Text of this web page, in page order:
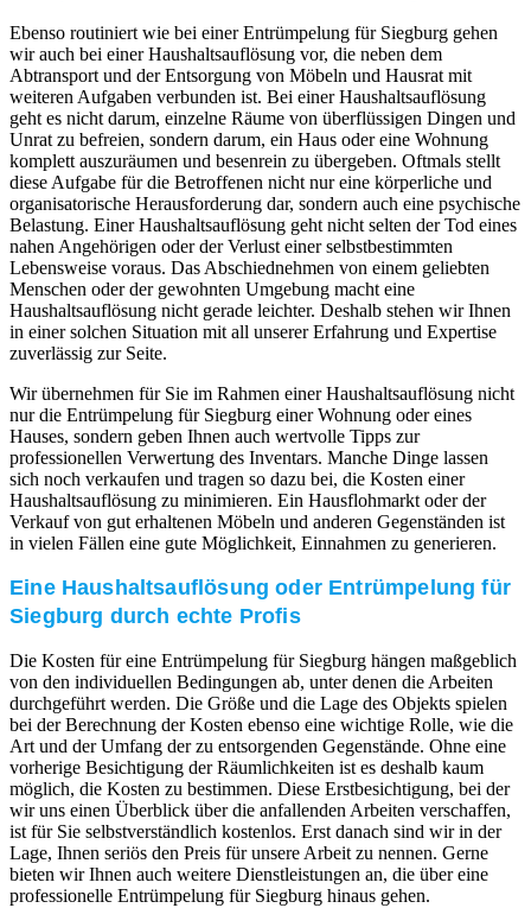
Ebenso routiniert wie bei einer Entrümpelung für Siegburg gehen
wir auch bei einer Haushaltsauflösung vor, die neben dem
Abtransport und der Entsorgung von Möbeln und Hausrat mit
weiteren Aufgaben verbunden ist. Bei einer Haushaltsauflösung
geht es nicht darum, einzelne Räume von überflüssigen Dingen und
Unrat zu befreien, sondern darum, ein Haus oder eine Wohnung
komplett auszuräumen und besenrein zu übergeben. Oftmals stellt
diese Aufgabe für die Betroffenen nicht nur eine körperliche und
organisatorische Herausforderung dar, sondern auch eine psychische
Belastung. Einer Haushaltsauflösung geht nicht selten der Tod eines
nahen Angehörigen oder der Verlust einer selbstbestimmten
Lebensweise voraus. Das Abschiednehmen von einem geliebten
Menschen oder der gewohnten Umgebung macht eine
Haushaltsauflösung nicht gerade leichter. Deshalb stehen wir Ihnen
in einer solchen Situation mit all unserer Erfahrung und Expertise
zuverlässig zur Seite.
Wir übernehmen für Sie im Rahmen einer Haushaltsauflösung nicht
nur die Entrümpelung für Siegburg einer Wohnung oder eines
Hauses, sondern geben Ihnen auch wertvolle Tipps zur
professionellen Verwertung des Inventars. Manche Dinge lassen
sich noch verkaufen und tragen so dazu bei, die Kosten einer
Haushaltsauflösung zu minimieren. Ein Hausflohmarkt oder der
Verkauf von gut erhaltenen Möbeln und anderen Gegenständen ist
in vielen Fällen eine gute Möglichkeit, Einnahmen zu generieren.
Eine Haushaltsauflösung oder Entrümpelung für
Siegburg durch echte Profis
Die Kosten für eine Entrümpelung für Siegburg hängen maßgeblich
von den individuellen Bedingungen ab, unter denen die Arbeiten
durchgeführt werden. Die Größe und die Lage des Objekts spielen
bei der Berechnung der Kosten ebenso eine wichtige Rolle, wie die
Art und der Umfang der zu entsorgenden Gegenstände. Ohne eine
vorherige Besichtigung der Räumlichkeiten ist es deshalb kaum
möglich, die Kosten zu bestimmen. Diese Erstbesichtigung, bei der
wir uns einen Überblick über die anfallenden Arbeiten verschaffen,
ist für Sie selbstverständlich kostenlos. Erst danach sind wir in der
Lage, Ihnen seriös den Preis für unsere Arbeit zu nennen. Gerne
bieten wir Ihnen auch weitere Dienstleistungen an, die über eine
professionelle Entrümpelung für Siegburg hinaus gehen.